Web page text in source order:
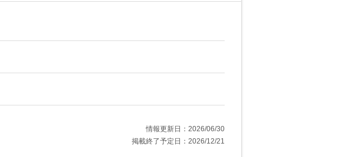
情報更新日：2026/06/30
掲載終了予定日：2026/12/21